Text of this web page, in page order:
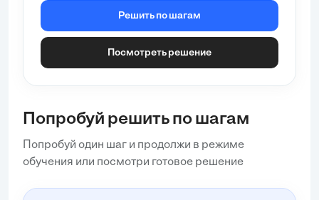
точка B —
Горизонтальная проекция A'B' имеет
координаты
Решить по шагам
Посмотреть решение
Попробуй решить по шагам
Попробуй один шаг и продолжи в режиме
обучения или посмотри готовое решение